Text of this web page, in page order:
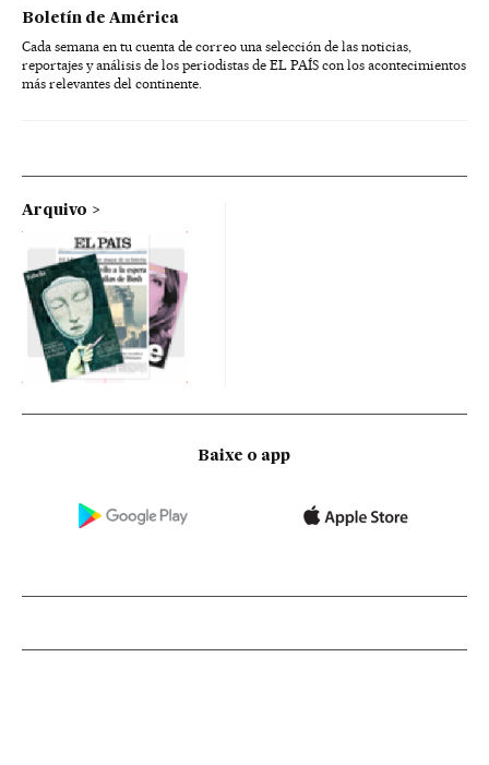
Boletín de América
Cada semana en tu cuenta de correo una selección de las noticias,
reportajes y análisis de los periodistas de EL PAÍS con los acontecimientos
más relevantes del continente.
Arquivo
Baixe o app